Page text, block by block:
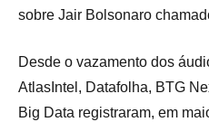
sobre Jair Bolsonaro
Desde o vazamento dos
AtlasIntel, Datafolha, BTG
Big Data registraram, em